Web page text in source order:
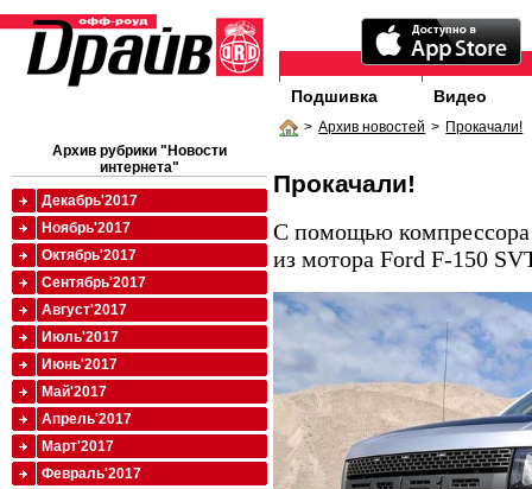
Подшивка Видео
> Архив новостей > Прокачали!
Прокачали!
С помощью компрессора
из мотора Ford F-150
Архив рубрики "Новости
интернета"
Декабрь'2017
Ноябрь'2017
Октябрь'2017
Сентябрь'2017
Август'2017
Июль'2017
Июнь'2017
Май'2017
Апрель'2017
Март'2017
Февраль'2017